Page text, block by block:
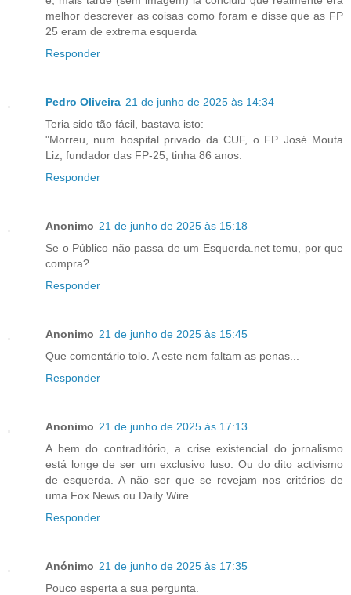
melhor descrever as coisas como foram e disse que as FP
25 eram de extrema esquerda
Responder
Pedro Oliveira 21 de junho de 2025 às 14:34
Teria sido tão fácil, bastava isto:
"Morreu, num hospital privado da CUF, o FP José Mouta
Liz, fundador das FP-25, tinha 86 anos.
Responder
Anonimo 21 de junho de 2025 às 15:18
Se o Público não passa de um Esquerda.net temu, por que
compra?
Responder
Anonimo 21 de junho de 2025 às 15:45
Que comentário tolo. A este nem faltam as penas...
Responder
Anonimo 21 de junho de 2025 às 17:13
A bem do contraditório, a crise existencial do jornalismo
está longe de ser um exclusivo luso. Ou do dito activismo
de esquerda. A não ser que se revejam nos critérios de
uma Fox News ou Daily Wire.
Responder
Anónimo 21 de junho de 2025 às 17:35
Pouco esperta a sua pergunta.